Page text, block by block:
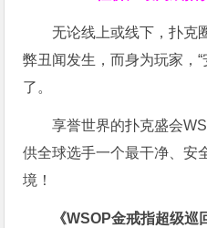
无论线上或线下，扑克
弊丑闻发生，而身为玩家，
了。
享誉世界的扑克盛会
供全球选手一个最干净、安
境！
《WSOP金戒指超级巡